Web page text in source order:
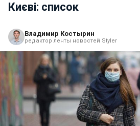
Києві: список
Владимир Костырин
редактор ленты новостей Styler